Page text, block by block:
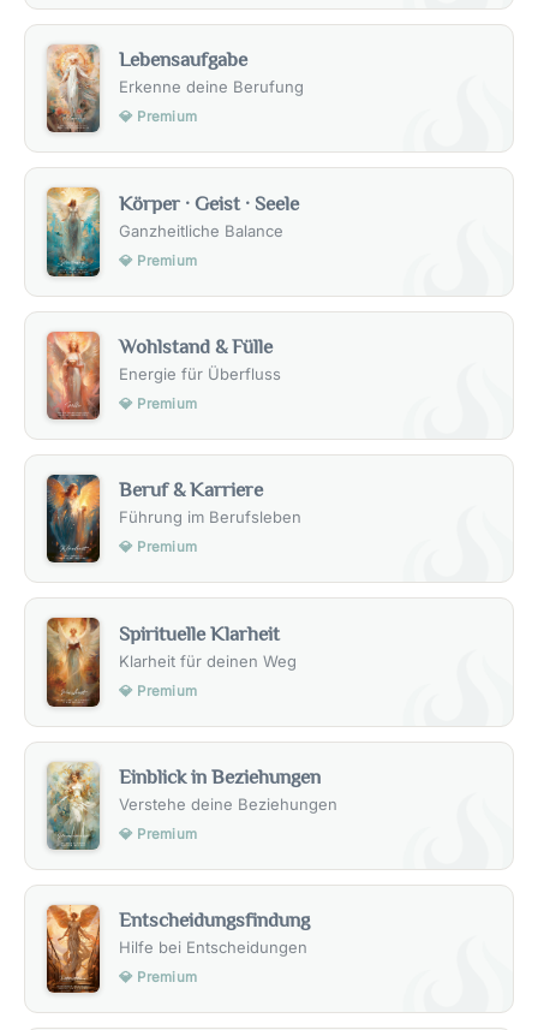
Lebensaufgabe
Erkenne deine Berufung
💎 Premium
Körper · Geist · Seele
Ganzheitliche Balance
💎 Premium
Wohlstand & Fülle
Energie für Überfluss
💎 Premium
Beruf & Karriere
Führung im Berufsleben
💎 Premium
Spirituelle Klarheit
Klarheit für deinen Weg
💎 Premium
Einblick in Beziehungen
Verstehe deine Beziehungen
💎 Premium
Entscheidungsfindung
Hilfe bei Entscheidungen
💎 Premium